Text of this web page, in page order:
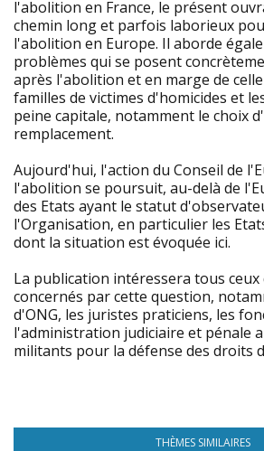
l'abolition en France, le présent
chemin long et parfois laborieux
l'abolition en Europe. Il aborde
problèmes qui se posent
après l'abolition et en marge de
familles de victimes d'homicides et
peine capitale, notamment le choix
remplacement.
Aujourd'hui, l'action du Conseil de
l'abolition se poursuit, au-delà de
des Etats ayant le statut
l'Organisation, en particulier les
dont la situation est évoquée ici.
La publication intéressera tous
concernés par cette question,
d'ONG, les juristes praticiens, les
l'administration judiciaire et pénale
militants pour la défense des droits
THÈMES SIMILAIRES